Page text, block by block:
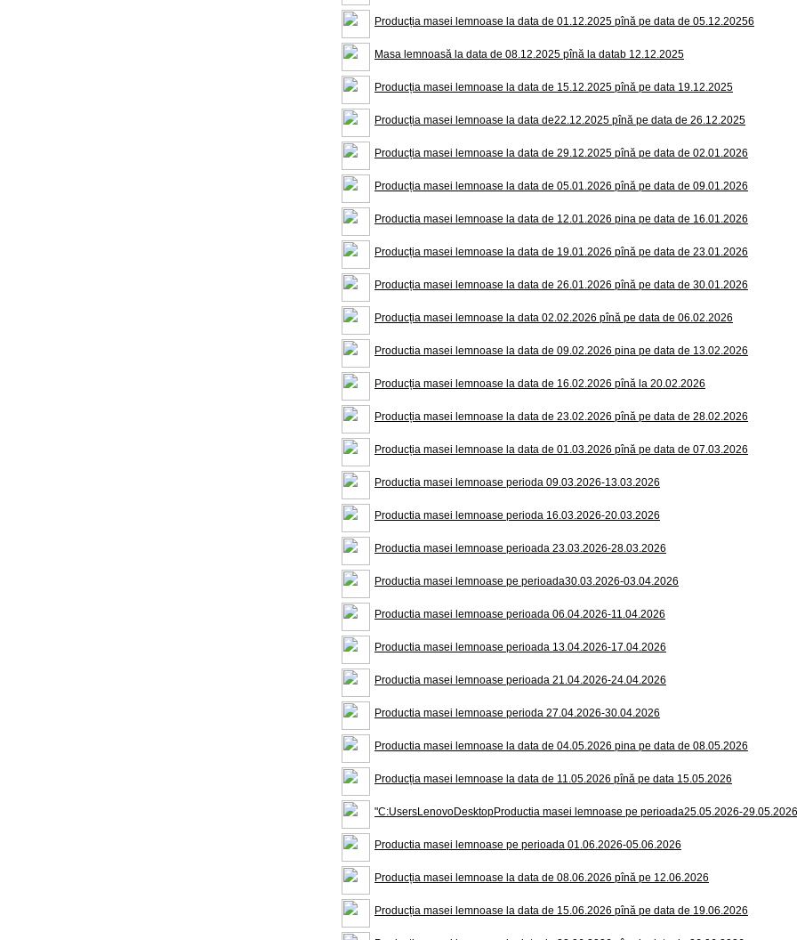
Producția masei lemnoase la data de 01.12.2025 pînă pe data de 05.12.20256
Masa lemnoasă la data de 08.12.2025 pînă la datab 12.12.2025
Producția masei lemnoase la data de 15.12.2025 pînă pe data 19.12.2025
Producția masei lemnoase la data de22.12.2025 pînă pe data de 26.12.2025
Producția masei lemnoase la data de 29.12.2025 pînă pe data de 02.01.2026
Producția masei lemnoase la data de 05.01.2026 pînă pe data de 09.01.2026
Productia masei lemnoase la data de 12.01.2026 pina pe data de 16.01.2026
Producția masei lemnoase la data de 19.01.2026 pînă pe data de 23.01.2026
Producția masei lemnoase la data de 26.01.2026 pînă pe data de 30.01.2026
Producția masei lemnoase la data 02.02.2026 pînă pe data de 06.02.2026
Productia masei lemnoase la data de 09.02.2026 pina pe data de 13.02.2026
Producția masei lemnoase la data de 16.02.2026 pînă la 20.02.2026
Producția masei lemnoase la data de 23.02.2026 pînă pe data de 28.02.2026
Producția masei lemnoase la data de 01.03.2026 pînă pe data de 07.03.2026
Productia masei lemnoase perioda 09.03.2026-13.03.2026
Productia masei lemnoase perioda 16.03.2026-20.03.2026
Productia masei lemnoase perioada 23.03.2026-28.03.2026
Productia masei lemnoase pe perioada30.03.2026-03.04.2026
Productia masei lemnoase perioada 06.04.2026-11.04.2026
Productia masei lemnoase perioada 13.04.2026-17.04.2026
Productia masei lemnoase perioada 21.04.2026-24.04.2026
Productia masei lemnoase perioda 27.04.2026-30.04.2026
Productia masei lemnoase la data de 04.05.2026 pina pe data de 08.05.2026
Producția masei lemnoase la data de 11.05.2026 pînă pe data 15.05.2026
"C:UsersLenovoDesktopProductia masei lemnoase pe perioada25.05.2026-
Productia masei lemnoase pe perioada 01.06.2026-05.06.2026
Producția masei lemnoase la data de 08.06.2026 pînă pe 12.06.2026
Producția masei lemnoase la data de 15.06.2026 pînă pe data de 19.06.2026